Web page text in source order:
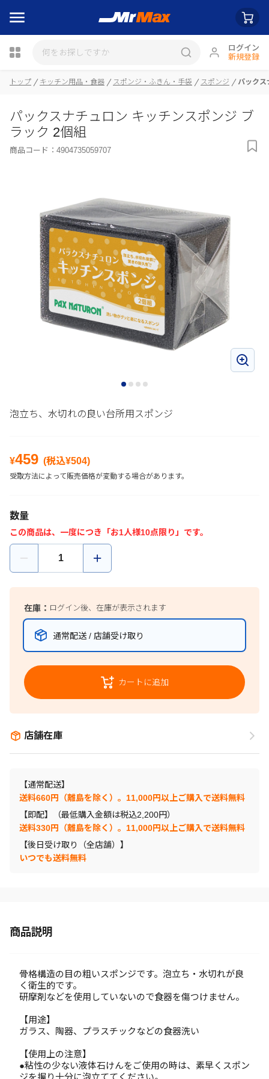
ログイン
新規登録
トップ キッチン用品・食器 スポンジ・ふきん・手袋 スポンジ パックス
パックスナチュロン キッチンスポンジ ブ
ラック 2個組
商品コード： 4904735059707
泡立ち、水切れの良い台所用スポンジ
¥459 (税込¥504)
受取方法によって販売価格が変動する場合があります。
数量
この商品は、一度につき「お1人様10点限り」です。
在庫： ログイン後、在庫が表示されます
通常配送 / 店舗受け取り
カートに追加
店舗在庫
【通常配送】
送料660円（離島を除く）。11,000円以上ご購入で送料無料
【即配】（最低購入金額は税込2,200円）
送料330円（離島を除く）。11,000円以上ご購入で送料無料
【後日受け取り（全店舗）】
いつでも送料無料
商品説明
骨格構造の目の粗いスポンジです。泡立ち・水切れが良
く衛生的です。
研摩剤などを使用していないので食器を傷つけません。
【用途】
ガラス、陶器、プラスチックなどの食器洗い
【使用上の注意】
●粘性の少ない液体石けんをご使用の時は、素早くスポン
ジを握り十分に泡立ててください。